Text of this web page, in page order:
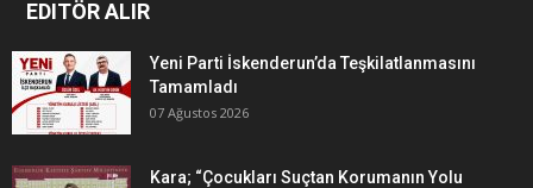
EDITÖR ALIR
Yeni Parti İskenderun’da Teşkilatlanmasını
Tamamladı
07 Ağustos 2026
Kara; “Çocukları Suçtan Korumanın Yolu